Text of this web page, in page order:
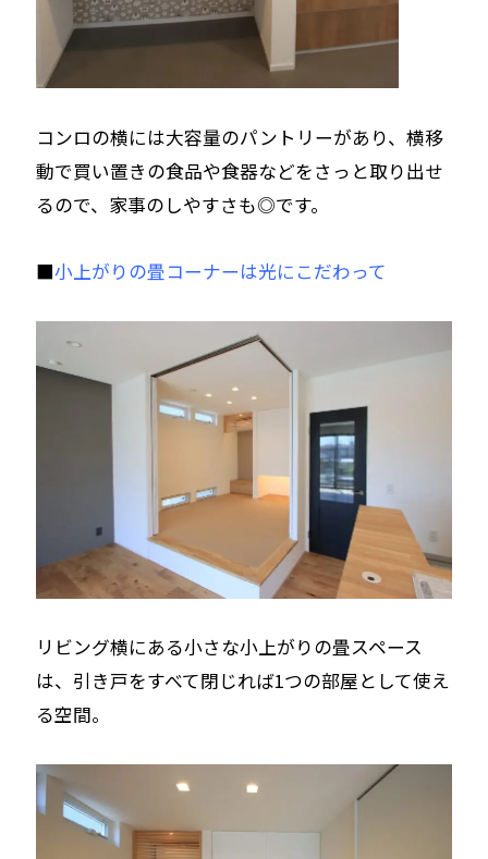
コンロの横には大容量のパントリーがあり、横移
動で買い置きの食品や食器などをさっと取り出せ
るので、家事のしやすさも◎です。
■小上がりの畳コーナーは光にこだわって
リビング横にある小さな小上がりの畳スペース
は、引き戸をすべて閉じれば1つの部屋として使え
る空間。